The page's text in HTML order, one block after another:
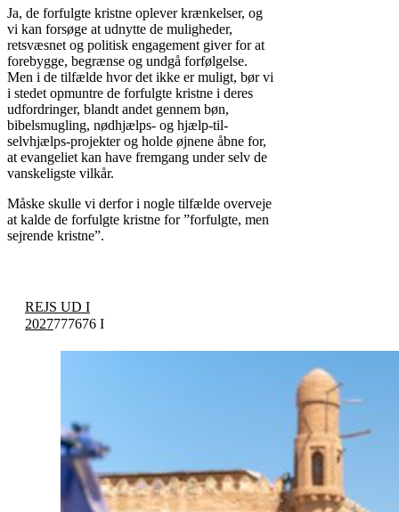
Ja, de forfulgte kristne oplever krænkelser, og
vi kan forsøge at udnytte de muligheder,
retsvæsnet og politisk engagement giver for at
forebygge, begrænse og undgå forfølgelse.
Men i de tilfælde hvor det ikke er muligt, bør vi
i stedet opmuntre de forfulgte kristne i deres
udfordringer, blandt andet gennem bøn,
bibelsmugling, nødhjælps- og hjælp-til-
selvhjælps-projekter og holde øjnene åbne for,
at evangeliet kan have fremgang under selv de
vanskeligste vilkår.
Måske skulle vi derfor i nogle tilfælde overveje
at kalde de forfulgte kristne for ”forfulgte, men
sejrende kristne”.
REJS UD I
2027777676 I